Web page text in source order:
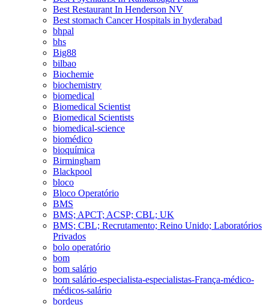
Best Restaurant In Henderson NV
Best stomach Cancer Hospitals in hyderabad
bhpal
bhs
Big88
bilbao
Biochemie
biochemistry
biomedical
Biomedical Scientist
Biomedical Scientists
biomedical-science
biomédico
bioquímica
Birmingham
Blackpool
bloco
Bloco Operatório
BMS
BMS; APCT; ACSP; CBL; UK
BMS; CBL; Recrutamento; Reino Unido; Laboratórios
Privados
bolo operatório
bom
bom salário
bom salário-especialista-especialistas-França-médico-
médicos-salário
bordeus